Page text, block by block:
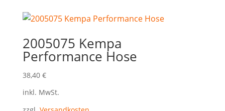
2005075 Kempa
Performance Hose
38,40 €
inkl. MwSt.